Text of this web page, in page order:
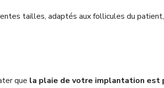
tailles, adaptés aux follicules du
que la plaie de votre implantation est